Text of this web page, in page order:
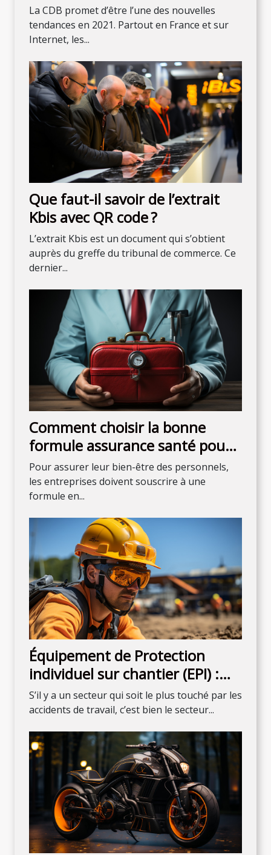
La CDB promet d’être l’une des nouvelles
tendances en 2021. Partout en France et sur
Internet, les...
Que faut-il savoir de l’extrait
Kbis avec QR code ?
L’extrait Kbis est un document qui s’obtient
auprès du greffe du tribunal de commerce. Ce
dernier...
Comment choisir la bonne
formule assurance santé pour
son entreprise ?
Pour assurer leur bien-être des personnels,
les entreprises doivent souscrire à une
formule en...
Équipement de Protection
individuel sur chantier (EPI) :
que faut-il savoir ?
S’il y a un secteur qui soit le plus touché par les
accidents de travail, c’est bien le secteur...